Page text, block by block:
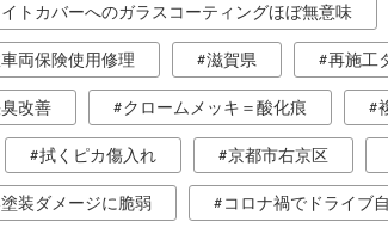
トカバーへのガラスコーティングほぼ無意味
両保険使用修理 滋賀県 再施工
改善 クロームメッキ＝酸化痕
拭くピカ傷入れ 京都市右京区
装ダメージに脆弱 コロナ禍でドライブ